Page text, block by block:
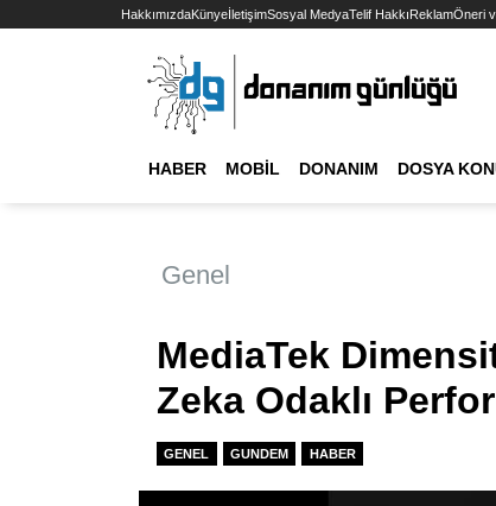
HakkımızdaKünyeİletişimSosyal MedyaTelif HakkıReklamÖneri
HABER MOBIL DONANIM DOSYA
Genel
MediaTek
Zeka Odaklı
GENEL GUNDEM HABER